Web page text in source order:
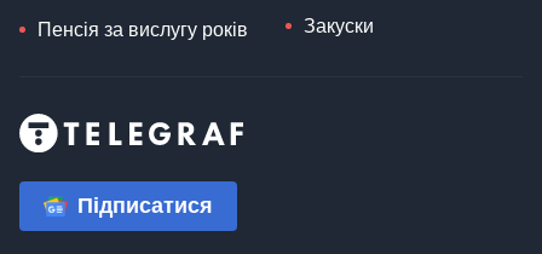
Пенсія за вислугу років Закуски
Підписатися